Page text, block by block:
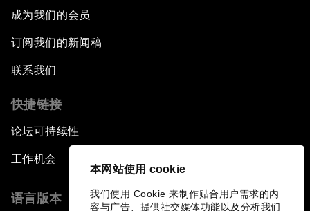
本网站使用 cookie
我们使用 Cookie 来制作贴合用户需求的内
容与广告、提供社交媒体功能以及分析我们
成为我们的会员
订阅我们的新闻稿
联系我们
快捷链接
论坛可持续性
工作机会
语言版本